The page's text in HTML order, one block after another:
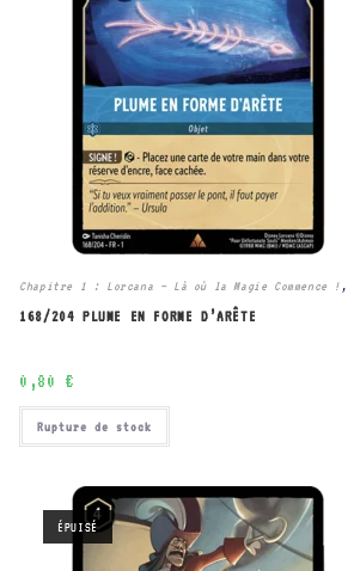
Chapitre 1 : Lorcana – Là où la Magie Commence ! ,
168/204 PLUME EN FORME D’ARÊTE
0,80 €
Rupture de stock
ÉPUISÉ